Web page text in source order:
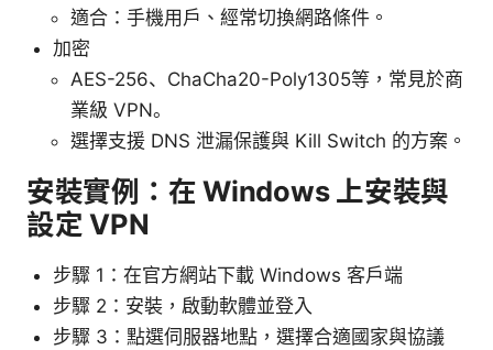
適合：手機用戶、經常切換網路條件。
加密
AES-256、ChaCha20-Poly1305等，常見於商
業級 VPN。
選擇支援 DNS 泄漏保護與 Kill Switch 的方案。
安裝實例：在 Windows 上安裝與
設定 VPN
步驟 1：在官方網站下載 Windows 客戶端
步驟 2：安裝，啟動軟體並登入
步驟 3：點選伺服器地點，選擇合適國家與協議